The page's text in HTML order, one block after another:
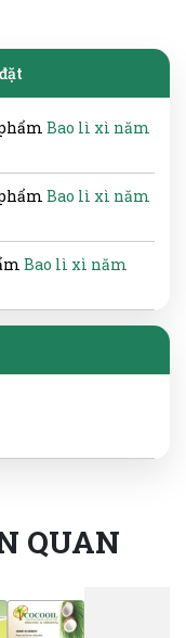
Bao lì xì năm
Bao lì xì năm
Bao lì xì năm
QUAN